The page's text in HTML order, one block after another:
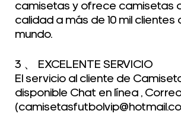
camisetas y ofrece camisetas
calidad a más de 10 mil clientes
mundo.
3 、 EXCELENTE SERVICIO
El servicio al cliente de
disponible Chat en línea ,